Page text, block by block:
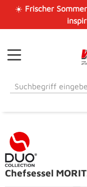
Zum Hauptinhalt
☀️ Frischer
Chefsessel